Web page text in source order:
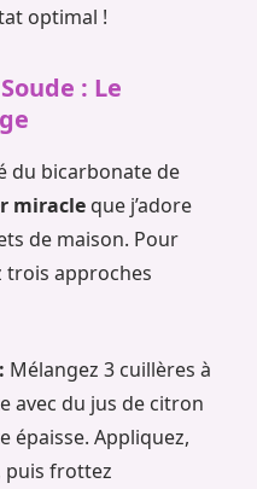
optimal !
: Le
du bicarbonate de
miracle que j’adore
de maison. Pour
trois approches
Mélangez 3 cuillères à
avec du jus de citron
épaisse. Appliquez,
puis frottez